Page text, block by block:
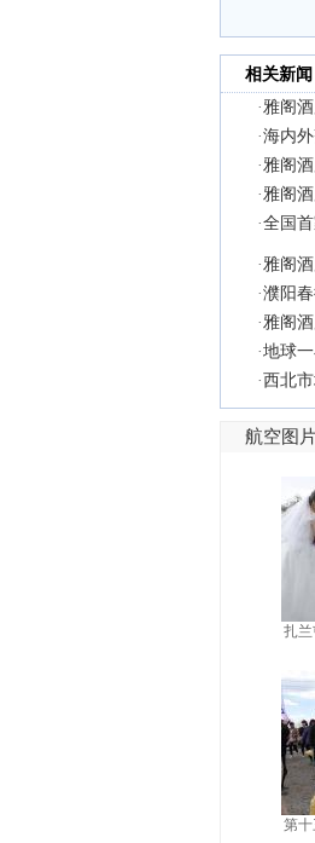
相关新闻
·雅阁
·海内
·雅阁
·雅阁
·全国
·雅阁
·濮阳
·雅阁
·地球
·西北
航空图
扎
第